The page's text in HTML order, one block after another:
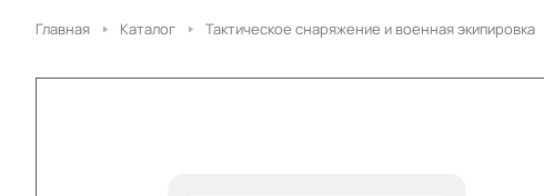
Главная Каталог Тактическое снаряжение и военная экипировка